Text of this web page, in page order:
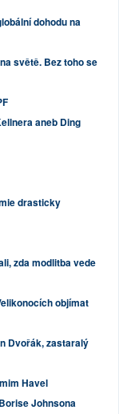
dohodu na
světě. Bez toho se
aneb Ding
drasticky
zda modlitba vede
objímat
Dvořák, zastaralý
Havel
Johnsona